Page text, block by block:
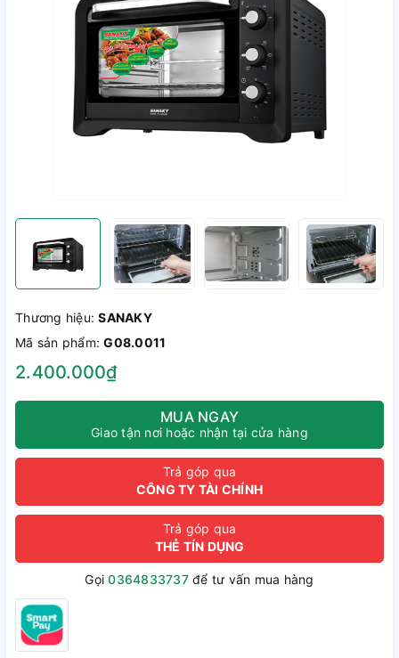
Thương hiệu:SANAKY
Mã sản phẩm:G08.0011
2.400.000₫
MUA NGAY
Giao tận nơi hoặc nhận tại cửa hàng
Trả góp qua
CÔNG TY TÀI CHÍNH
Trả góp qua
THẺ TÍN DỤNG
Gọi0364833737để tư vấn mua hàng